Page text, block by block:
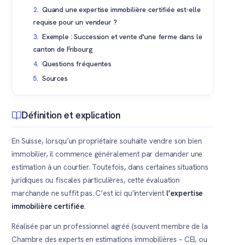
Quand une expertise immobilière certifiée est-elle
requise pour un vendeur ?
Exemple : Succession et vente d'une ferme dans le
canton de Fribourg
Questions fréquentes
Sources
Définition et explication
En Suisse, lorsqu’un propriétaire souhaite vendre son bien
immobilier, il commence généralement par demander une
estimation à un courtier. Toutefois, dans certaines situations
juridiques ou fiscales particulières, cette évaluation
marchande ne suffit pas. C’est ici qu’intervient l’expertise
immobilière certifiée.
Réalisée par un professionnel agréé (souvent membre de la
Chambre des experts en estimations immobilières – CEI, ou